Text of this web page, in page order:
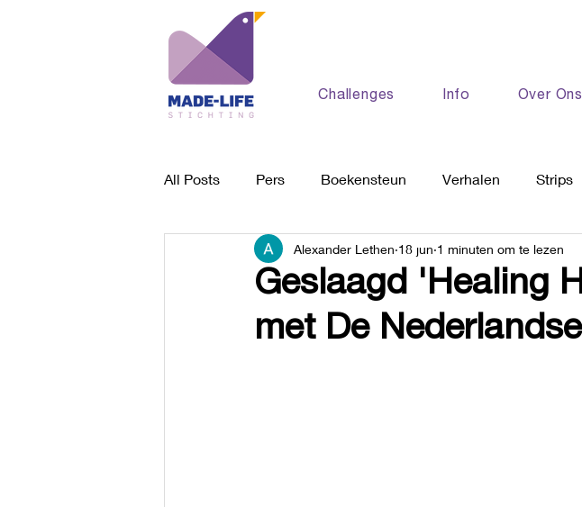
Challenges Info Over Ons
All Posts Pers Boekensteun Verhalen Strips
Behandelplek Algemeen
Geslaagd 'Healing
met De
Alexander Lethen 18 jun 1 minuten om te lezen